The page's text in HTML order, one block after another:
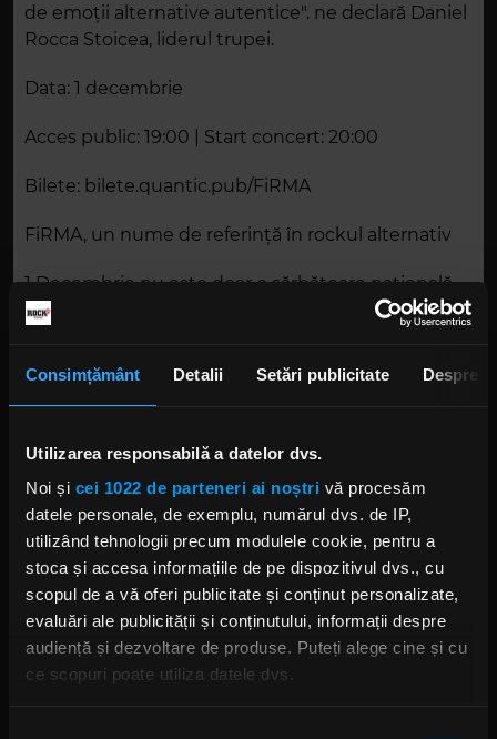
Consimțământ Detalii Setări publicitate Despre
Utilizarea responsabilă a datelor dvs.
Noi și cei 1022 de parteneri ai noștri vă procesăm
datele personale, de exemplu, numărul dvs. de IP,
utilizând tehnologii precum modulele cookie, pentru a
stoca și accesa informațiile de pe dispozitivul dvs., cu
scopul de a vă oferi publicitate și conținut personalizate,
evaluări ale publicității și conținutului, informații despre
audiență și dezvoltare de produse. Puteți alege cine și cu
ce scopuri poate utiliza datele dvs.
de emoții alternative autentice". ne declară Daniel
Rocca Stoicea, liderul trupei.
Data: 1 decembrie
Acces public: 19:00 | Start concert: 20:00
Bilete: bilete.quantic.pub/FiRMA
FiRMA, un nume de referință în rockul alternativ
1 Decembrie nu este doar o sărbătoare națională,
ci și o oportunitate de a redescoperi FiRMA, o
alternativ românesc. Cu o carieră ce se întinde pe
mai bine de două decenii, FiRMA impresionează
live unice și captivante.
Într-un concert dublu ce promite să rămână în
amintirea fanilor, trupa își dezvăluie ambele fețe
artistice – de la sensibilitatea poeziei la explozia
alternativului Alătură-te unei seri în care emoția,
energia și talentul românesc vor fi sărbătorite într-
un singur loc: Quantic!
FIRMA CONCERTE ȘI FESTIVALURI